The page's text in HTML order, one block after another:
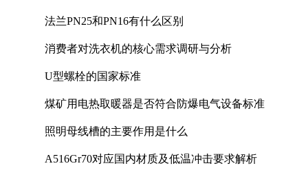
法兰PN25和PN16有什么区别
消费者对洗衣机的核心需求调研与分析
U型螺栓的国家标准
煤矿用电热取暖器是否符合防爆电气设备标准
照明母线槽的主要作用是什么
A516Gr70对应国内材质及低温冲击要求解析